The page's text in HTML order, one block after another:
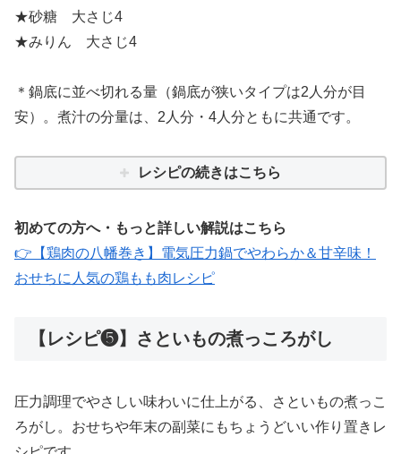
★砂糖 大さじ4
★みりん 大さじ4
＊鍋底に並べ切れる量（鍋底が狭いタイプは2人分が目
安）。煮汁の分量は、2人分・4人分ともに共通です。
レシピの続きはこちら
初めての方へ・もっと詳しい解説はこちら
👉【鶏肉の八幡巻き】電気圧力鍋でやわらか＆甘辛味！
おせちに人気の鶏もも肉レシピ
【レシピ❺】さといもの煮っころがし
圧力調理でやさしい味わいに仕上がる、さといもの煮っこ
ろがし。おせちや年末の副菜にもちょうどいい作り置きレ